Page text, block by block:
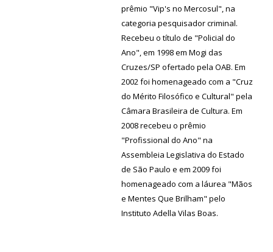
prêmio "Vip's no Mercosul", na
categoria pesquisador criminal.
Recebeu o título de "Policial do
Ano", em 1998 em Mogi das
Cruzes/SP ofertado pela OAB. Em
2002 foi homenageado com a "Cruz
do Mérito Filosófico e Cultural" pela
Câmara Brasileira de Cultura. Em
2008 recebeu o prêmio
"Profissional do Ano" na
Assembleia Legislativa do Estado
de São Paulo e em 2009 foi
homenageado com a láurea "Mãos
e Mentes Que Brilham" pelo
Instituto Adella Vilas Boas.